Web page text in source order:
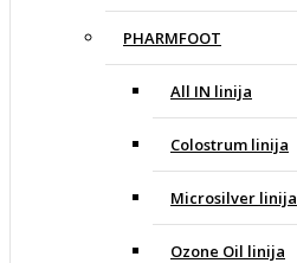
PHARMFOOT
All IN linija
Colostrum linija
Microsilver linija
Ozone Oil linija